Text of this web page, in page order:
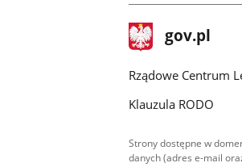
stopka
gov.pl Strona
gov.pl
Rządowe Centrum
Klauzula RODO
Strony dostępne w
danych (adres e-mail